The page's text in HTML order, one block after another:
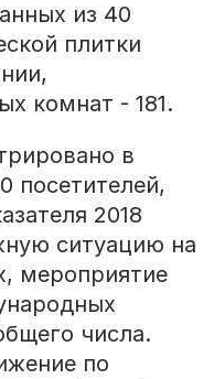
из 40
плитки
комнат - 181.
в
посетителей,
2018
ситуацию на
мероприятие
числа.
по